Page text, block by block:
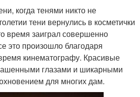
когда тенями никто не
тени вернулись в косметички
время заиграл совершенно
это произошло благодаря
кинематографу. Красивые
глазами и шикарными
для многих дам.